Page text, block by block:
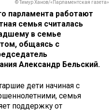
© Тимур Ханов/«Парламентская газета»
парламента работают
семья считалась
в семье
общаясь с
Александр Бельский.
дети начиная с
семья
поддержку от